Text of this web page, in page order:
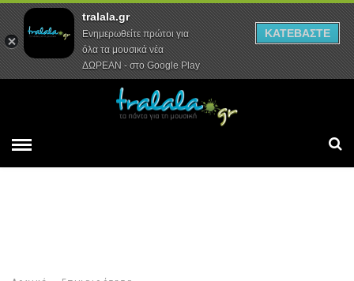
Αρχική Συνεντεύξεις Ρεπορτάζ
tralala.gr
Ενημερωθείτε πρώτοι για
όλα τα μουσικά νέα
ΔΩΡΕΑΝ - στο Google Play
ΚΑΤΕΒΑΣΤΕ